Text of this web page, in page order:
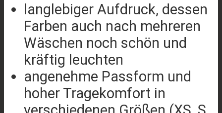
langlebiger Aufdruck, dessen
Farben auch nach mehreren
Wäschen noch schön und
kräftig leuchten
angenehme Passform und
hoher Tragekomfort in